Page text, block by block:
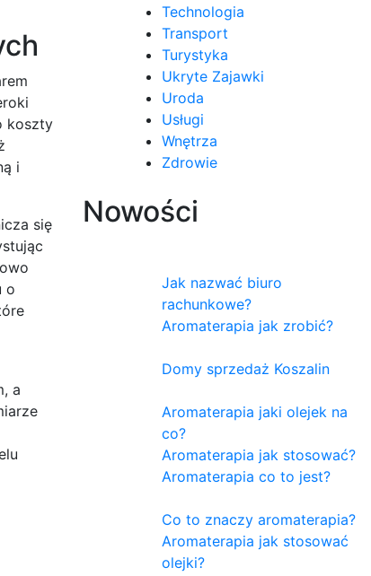
koszty
i
się
o
a
Technologia
Transport
Turystyka
Ukryte Zajawki
Uroda
Usługi
Wnętrza
Zdrowie
Nowości
Jak nazwać biuro
rachunkowe?
Aromaterapia jak zrobić?
Domy sprzedaż Koszalin
Aromaterapia jaki olejek na
co?
Aromaterapia jak stosować?
Aromaterapia co to jest?
Co to znaczy aromaterapia?
Aromaterapia jak stosować
olejki?